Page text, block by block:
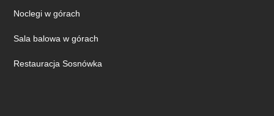
Noclegi w górach
Sala balowa w górach
Restauracja Sosnówka